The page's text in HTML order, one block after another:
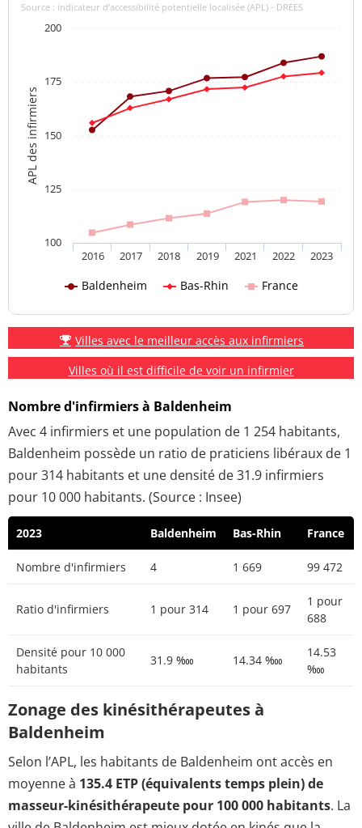
APL des infirmiers
Source : indicateur d’accessibilité potentielle localisée (APL) - DREES
Baldenheim Bas-Rhin France
2016 2017 2018 2019 2021 2022 2023
100
125
150
175
200
Villes avec le meilleur accès aux infirmiers
Villes où il est difficile de voir un infirmier
Nombre d'infirmiers à Baldenheim
Avec 4 infirmiers et une population de 1 254 habitants,
Baldenheim possède un ratio de praticiens libéraux de 1
pour 314 habitants et une densité de 31.9 infirmiers
pour 10 000 habitants. (Source : Insee)
2023 Baldenheim Bas-Rhin France
Nombre d'infirmiers 4 1 669 99 472
Ratio d'infirmiers 1 pour 314 1 pour 697
1 pour
688
Densité pour 10 000
habitants
31.9 ‱ 14.34 ‱
14.53
‱
Zonage des kinésithérapeutes à
Baldenheim
Selon l’APL, les habitants de Baldenheim ont accès en
moyenne à 135.4 ETP (équivalents temps plein) de
masseur-kinésithérapeute pour 100 000 habitants. La